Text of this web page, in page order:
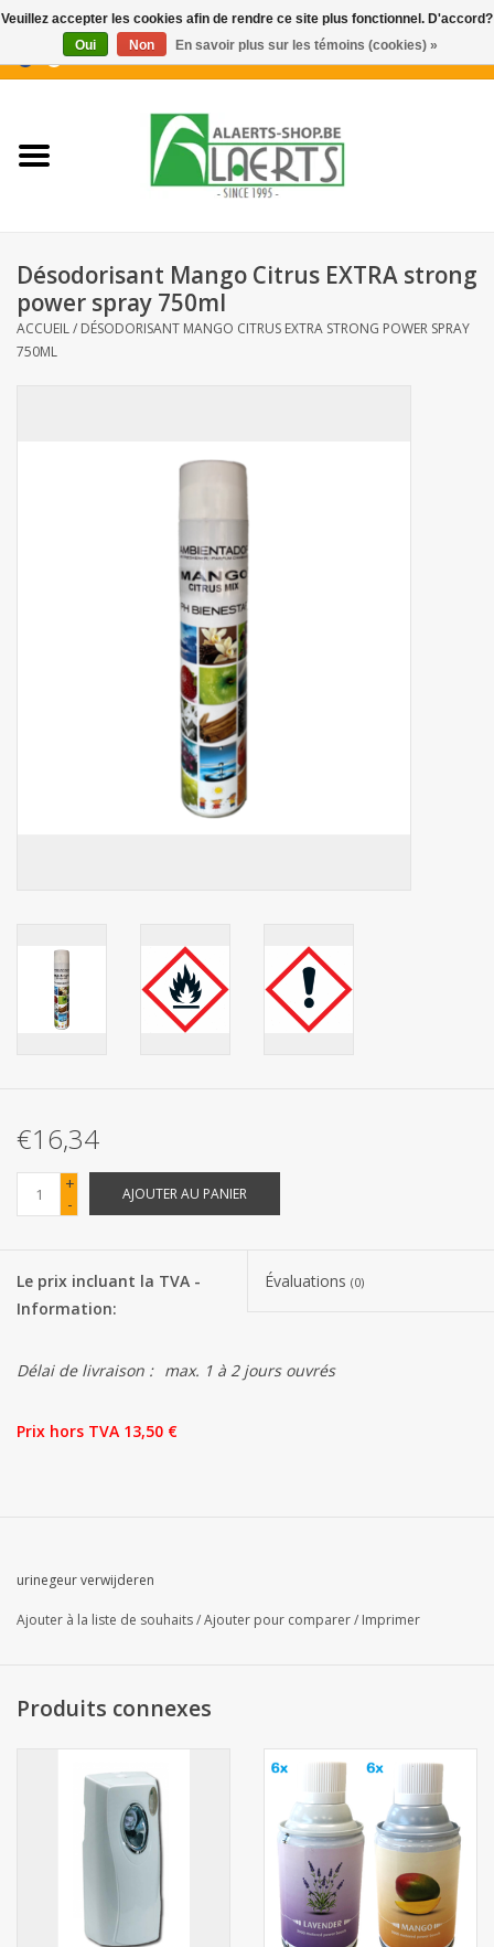
0 Articles - €0,00
Nouveautés
Biscuits pour le café
Confiserie
Bonbons pour la bonbonnière
Rouleaux de caisse thermiques
Fournitures de bureau
Les batteries
Confiserie Saint-Nicolas
Bonbons de carnaval
Cadeaux de Pâques
Désodorisant Mango Citrus EXTRA strong
power spray 750ml
ACCUEIL/ DÉSODORISANT MANGO CITRUS EXTRA STRONG POWER SPRAY
750ML
€16,34
+
-
AJOUTER AU PANIER
Le prix incluant la TVA -
Information:
Évaluations (0)
Délai de livraison : max. 1 à 2 jours ouvrés
Prix ​​hors TVA 13,50 €
urinegeur verwijderen
Ajouter à la liste de souhaits/Ajouter pour comparer/ Imprimer
Produits connexes
Veuillez accepter les cookies afin de rendre ce site plus fonctionnel. D'accord?
Oui
Non En savoir plus sur les témoins (cookies) »